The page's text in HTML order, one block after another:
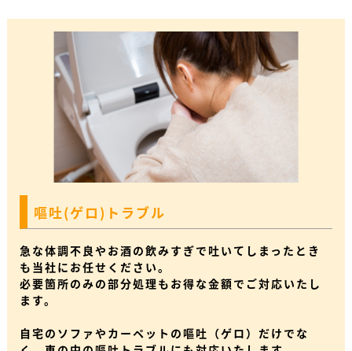
嘔吐(ゲロ)トラブル
急な体調不良やお酒の飲みすぎで吐いてしまったとき
も当社にお任せください。
必要箇所のみの部分処理もお得な金額でご対応いたし
ます。
自宅のソファやカーペットの嘔吐（ゲロ）だけでな